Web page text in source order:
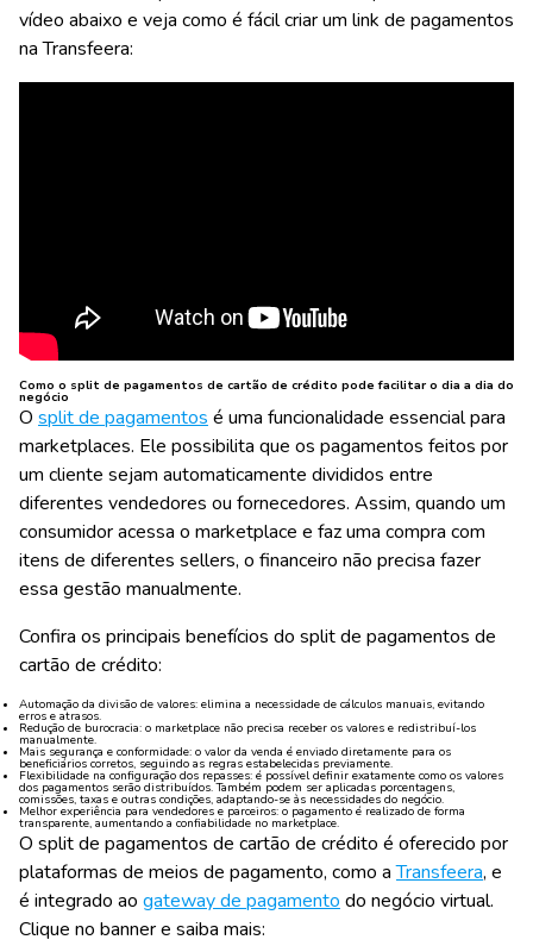
vídeo abaixo e veja como é fácil criar um link de pagamentos
na Transfeera:
Como o split de pagamentos de cartão de crédito pode facilitar o dia a dia do
negócio
O split de pagamentos é uma funcionalidade essencial para
marketplaces. Ele possibilita que os pagamentos feitos por
um cliente sejam automaticamente divididos entre
diferentes vendedores ou fornecedores. Assim, quando um
consumidor acessa o marketplace e faz uma compra com
itens de diferentes sellers, o financeiro não precisa fazer
essa gestão manualmente.
Confira os principais benefícios do split de pagamentos de
cartão de crédito:
Automação da divisão de valores: elimina a necessidade de cálculos manuais, evitando
erros e atrasos.
Redução de burocracia: o marketplace não precisa receber os valores e redistribuí-los
manualmente.
Mais segurança e conformidade: o valor da venda é enviado diretamente para os
beneficiários corretos, seguindo as regras estabelecidas previamente.
Flexibilidade na configuração dos repasses: é possível definir exatamente como os valores
dos pagamentos serão distribuídos. Também podem ser aplicadas porcentagens,
comissões, taxas e outras condições, adaptando-se às necessidades do negócio.
Melhor experiência para vendedores e parceiros: o pagamento é realizado de forma
transparente, aumentando a confiabilidade no marketplace.
O split de pagamentos de cartão de crédito é oferecido por
plataformas de meios de pagamento, como aTransfeera, e
é integrado ao gateway de pagamento do negócio virtual.
Clique no banner e saiba mais: